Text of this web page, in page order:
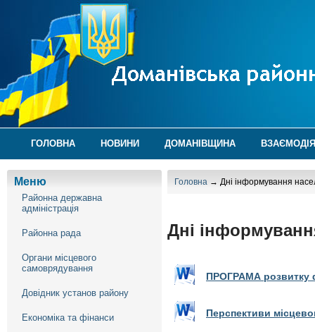
ГОЛОВНА НОВИНИ ДОМАНІВЩИНА
Меню
Районна державна
адміністрація
Районна рада
Органи місцевого
самоврядування
Довідник установ району
Економіка та фінанси
Головна → Дні інформування
Дні
ПРОГРАМА розвитку
Перспективи